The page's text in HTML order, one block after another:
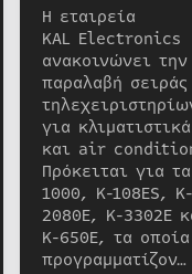
Η εταιρεία
KAL Electronics
ανακοινώνει την
παραλαβή σειράς
για κλιματιστικά
και air
Πρόκειται για
1000, K-108ES, K-
2080E, K-3302E
K-650E, τα οποία
προγραμματίζον…